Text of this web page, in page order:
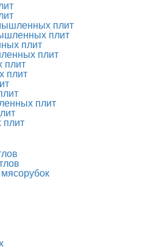
плит
плит
плит
плит
плит
плит
плит
плит